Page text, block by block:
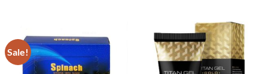
Sale!